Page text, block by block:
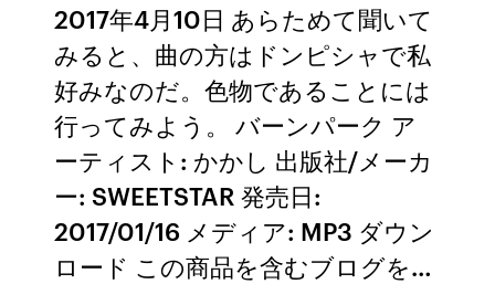
2017年4月10日 あらためて聞いて
みると、曲の方はドンピシャで私
好みなのだ。色物であることには
行ってみよう。 バーンパーク ア
ーティスト: かかし 出版社/メーカ
ー: SWEETSTAR 発売日:
2017/01/16 メディア: MP3 ダウン
ロード この商品を含むブログを…